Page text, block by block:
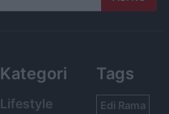
Kategori
Lifestyle
Tags
Edi Rama